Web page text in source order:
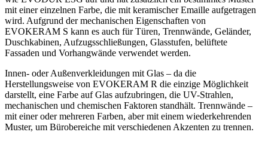
mit einer einzelnen Farbe, die mit keramischer Emaille aufgetragen
wird. Aufgrund der mechanischen Eigenschaften von
EVOKERAM S kann es auch für Türen, Trennwände, Geländer,
Duschkabinen, Aufzugsschließungen, Glasstufen, belüftete
Fassaden und Vorhangwände verwendet werden.
Innen- oder Außenverkleidungen mit Glas – da die
Herstellungsweise von EVOKERAM R die einzige Möglichkeit
darstellt, eine Farbe auf Glas aufzubringen, die UV-Strahlen,
mechanischen und chemischen Faktoren standhält. Trennwände –
mit einer oder mehreren Farben, aber mit einem wiederkehrenden
Muster, um Bürobereiche mit verschiedenen Akzenten zu trennen.